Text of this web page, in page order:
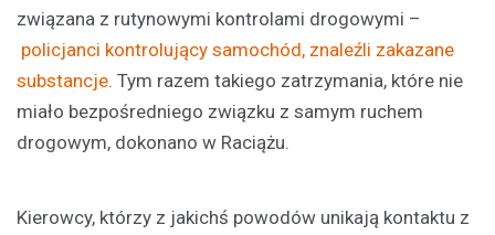
związana z rutynowymi kontrolami drogowymi –
policjanci kontrolujący samochód, znaleźli zakazane
substancje. Tym razem takiego zatrzymania, które nie
miało bezpośredniego związku z samym ruchem
drogowym, dokonano w Raciążu.
Kierowcy, którzy z jakichś powodów unikają kontaktu z